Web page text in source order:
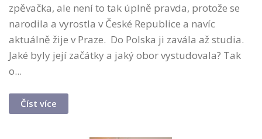
zpěvačka, ale není to tak úplně pravda, protože se
narodila a vyrostla v České Republice a navíc
aktuálně žije v Praze. Do Polska ji zavála až studia.
Jaké byly její začátky a jaký obor vystudovala? Tak
o...
Číst více